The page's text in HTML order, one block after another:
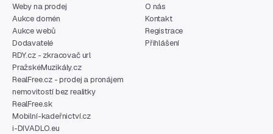
Weby na prodej
Aukce domén
Aukce webů
Dodavatelé
RDY.cz - zkracovač url
PražskéMuzikály.cz
RealFree.cz - prodej a pronájem
nemovitostí bez realitky
RealFree.sk
Mobilní-kadeřnictví.cz
i-DIVADLO.eu
O nás
Kontakt
Registrace
Přihlášení